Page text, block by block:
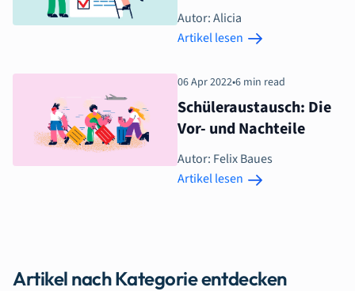
Autor: Alicia
Artikel lesen
06 Apr 2022•6 min read
Schüleraustausch: Die
Vor- und Nachteile
Autor: Felix Baues
Artikel lesen
Artikel nach Kategorie entdecken